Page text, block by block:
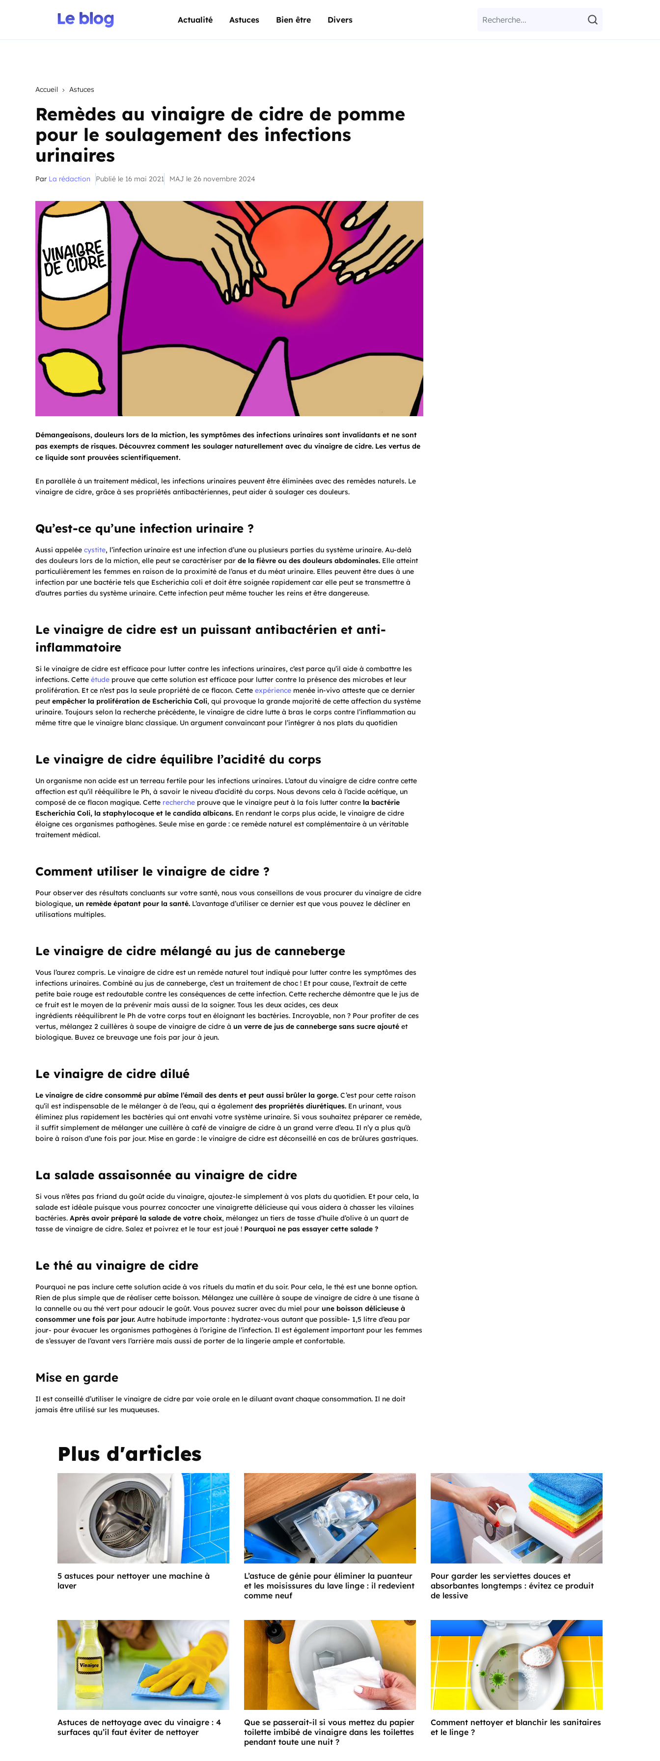
Actualité Astuces Bien être Divers
Accueil Astuces
Remèdes au vinaigre de cidre de pomme
pour le soulagement des infections
urinaires
Par La rédaction Publié le 16 mai 2021 MAJ le 26 novembre 2024
Démangeaisons, douleurs lors de la miction, les symptômes des infections urinaires sont invalidants et ne sont
pas exempts de risques. Découvrez comment les soulager naturellement avec du vinaigre de cidre. Les vertus de
ce liquide sont prouvées scientifiquement.
En parallèle à un traitement médical, les infections urinaires peuvent être éliminées avec des remèdes naturels. Le
vinaigre de cidre, grâce à ses propriétés antibactériennes, peut aider à soulager ces douleurs.
Qu’est-ce qu’une infection urinaire ?
Aussi appelée cystite, l’infection urinaire est une infection d’une ou plusieurs parties du système urinaire. Au-delà
des douleurs lors de la miction, elle peut se caractériser par de la fièvre ou des douleurs abdominales. Elle atteint
particulièrement les femmes en raison de la proximité de l’anus et du méat urinaire. Elles peuvent être dues à une
infection par une bactérie tels que Escherichia coli et doit être soignée rapidement car elle peut se transmettre à
d’autres parties du système urinaire. Cette infection peut même toucher les reins et être dangereuse.
Le vinaigre de cidre est un puissant antibactérien et anti-
inflammatoire
Si le vinaigre de cidre est efficace pour lutter contre les infections urinaires, c’est parce qu’il aide à combattre les
infections. Cette étude prouve que cette solution est efficace pour lutter contre la présence des microbes et leur
prolifération. Et ce n’est pas la seule propriété de ce flacon. Cette expérience menée in-vivo atteste que ce dernier
peut empêcher la prolifération de Escherichia Coli, qui provoque la grande majorité de cette affection du système
urinaire. Toujours selon la recherche précédente, le vinaigre de cidre lutte à bras le corps contre l’inflammation au
même titre que le vinaigre blanc classique. Un argument convaincant pour l’intégrer à nos plats du quotidien
Le vinaigre de cidre équilibre l’acidité du corps
Un organisme non acide est un terreau fertile pour les infections urinaires. L’atout du vinaigre de cidre contre cette
affection est qu’il rééquilibre le Ph, à savoir le niveau d’acidité du corps. Nous devons cela à l’acide acétique, un
composé de ce flacon magique. Cette recherche prouve que le vinaigre peut à la fois lutter contre la bactérie
Escherichia Coli, la staphylocoque et le candida albicans. En rendant le corps plus acide, le vinaigre de cidre
éloigne ces organismes pathogènes. Seule mise en garde : ce remède naturel est complémentaire à un véritable
traitement médical.
Comment utiliser le vinaigre de cidre ?
Pour observer des résultats concluants sur votre santé, nous vous conseillons de vous procurer du vinaigre de cidre
biologique, un remède épatant pour la santé. L’avantage d’utiliser ce dernier est que vous pouvez le décliner en
utilisations multiples.
Le vinaigre de cidre mélangé au jus de canneberge
Vous l’aurez compris. Le vinaigre de cidre est un remède naturel tout indiqué pour lutter contre les symptômes des
infections urinaires. Combiné au jus de canneberge, c’est un traitement de choc ! Et pour cause, l’extrait de cette
petite baie rouge est redoutable contre les conséquences de cette infection. Cette recherche démontre que le jus de
ce fruit est le moyen de la prévenir mais aussi de la soigner. Tous les deux acides, ces deux
ingrédients rééquilibrent le Ph de votre corps tout en éloignant les bactéries. Incroyable, non ? Pour profiter de ces
vertus, mélangez 2 cuillères à soupe de vinaigre de cidre à un verre de jus de canneberge sans sucre ajouté et
biologique. Buvez ce breuvage une fois par jour à jeun.
Le vinaigre de cidre dilué
Le vinaigre de cidre consommé pur abîme l’émail des dents et peut aussi brûler la gorge. C’est pour cette raison
qu’il est indispensable de le mélanger à de l’eau, qui a également des propriétés diurétiques. En urinant, vous
éliminez plus rapidement les bactéries qui ont envahi votre système urinaire. Si vous souhaitez préparer ce remède,
il suffit simplement de mélanger une cuillère à café de vinaigre de cidre à un grand verre d’eau. Il n’y a plus qu’à
boire à raison d’une fois par jour. Mise en garde : le vinaigre de cidre est déconseillé en cas de brûlures gastriques.
La salade assaisonnée au vinaigre de cidre
Si vous n’êtes pas friand du goût acide du vinaigre, ajoutez-le simplement à vos plats du quotidien. Et pour cela, la
salade est idéale puisque vous pourrez concocter une vinaigrette délicieuse qui vous aidera à chasser les vilaines
bactéries. Après avoir préparé la salade de votre choix, mélangez un tiers de tasse d’huile d’olive à un quart de
tasse de vinaigre de cidre. Salez et poivrez et le tour est joué ! Pourquoi ne pas essayer cette salade ?
Le thé au vinaigre de cidre
Pourquoi ne pas inclure cette solution acide à vos rituels du matin et du soir. Pour cela, le thé est une bonne option.
Rien de plus simple que de réaliser cette boisson. Mélangez une cuillère à soupe de vinaigre de cidre à une tisane à
la cannelle ou au thé vert pour adoucir le goût. Vous pouvez sucrer avec du miel pour une boisson délicieuse à
consommer une fois par jour. Autre habitude importante : hydratez-vous autant que possible- 1,5 litre d’eau par
jour- pour évacuer les organismes pathogènes à l’origine de l’infection. Il est également important pour les femmes
de s’essuyer de l’avant vers l’arrière mais aussi de porter de la lingerie ample et confortable.
Mise en garde
Il est conseillé d’utiliser le vinaigre de cidre par voie orale en le diluant avant chaque consommation. Il ne doit
jamais être utilisé sur les muqueuses.
Plus d'articles
5 astuces pour nettoyer une machine à
laver
L’astuce de génie pour éliminer la puanteur
et les moisissures du lave linge : il redevient
comme neuf
Pour garder les serviettes douces et
absorbantes longtemps : évitez ce produit
de lessive
Astuces de nettoyage avec du vinaigre : 4
surfaces qu’il faut éviter de nettoyer
Que se passerait-il si vous mettez du papier
toilette imbibé de vinaigre dans les toilettes
pendant toute une nuit ?
Comment nettoyer et blanchir les sanitaires
et le linge ?